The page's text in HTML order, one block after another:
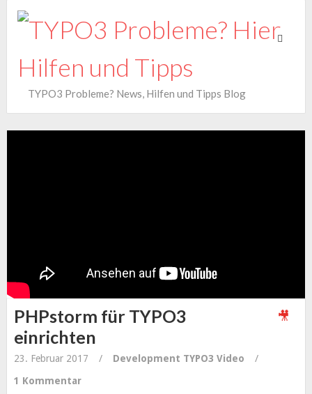
Toggle
TYPO3 Probleme? News, Hilfen und Tipps Blog
PHPstorm für TYPO3
einrichten
23. Februar 2017 / Development TYPO3 Video
/
1 Kommentar